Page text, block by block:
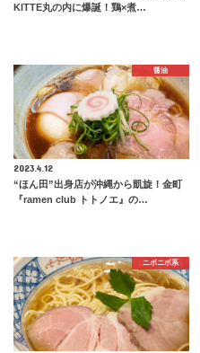
KITTE丸の内に爆誕！鶏×煮…
醤油
2023.4.12
“ほん田”出身店が沖縄から凱旋！金町
『ramen club トトノエ』の…
ニボニボ系